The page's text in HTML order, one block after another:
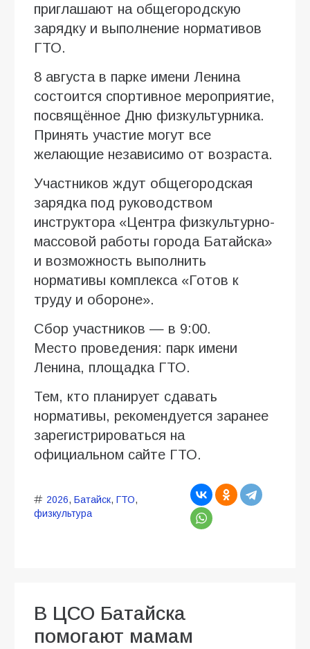
приглашают на общегородскую
зарядку и выполнение нормативов
ГТО.
8 августа в парке имени Ленина
состоится спортивное мероприятие,
посвящённое Дню физкультурника.
Принять участие могут все
желающие независимо от возраста.
Участников ждут общегородская
зарядка под руководством
инструктора «Центра физкультурно-
массовой работы города Батайска»
и возможность выполнить
нормативы комплекса «Готов к
труду и обороне».
Сбор участников — в 9:00.
Место проведения: парк имени
Ленина, площадка ГТО.
Тем, кто планирует сдавать
нормативы, рекомендуется заранее
зарегистрироваться на
официальном сайте ГТО.
2026, Батайск, ГТО,
физкультура
В ЦСО Батайска
помогают мамам